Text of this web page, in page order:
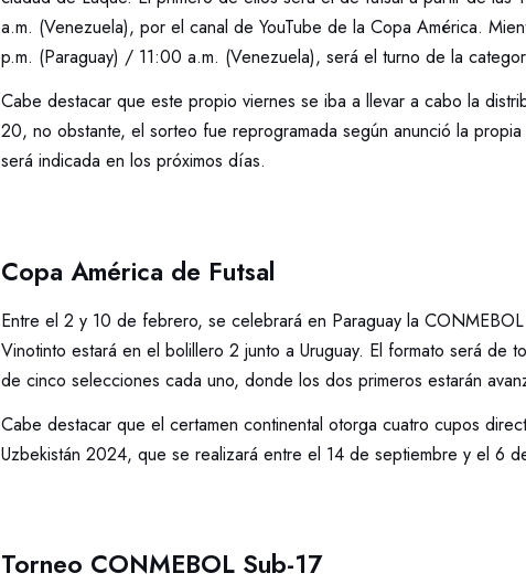
a.m. (Venezuela), por el canal de YouTube de la Copa América.
p.m. (Paraguay) / 11:00 a.m. (Venezuela), será el turno de la
Cabe destacar que este propio viernes se iba a llevar a cabo la
20, no obstante, el sorteo fue reprogramada según anunció la
será indicada en los próximos días.
Copa América de Futsal
Entre el 2 y 10 de febrero, se celebrará en Paraguay la
Vinotinto estará en el bolillero 2 junto a Uruguay. El formato será de
de cinco selecciones cada uno, donde los dos primeros estarán
Cabe destacar que el certamen continental otorga cuatro cupos
Uzbekistán 2024, que se realizará entre el 14 de septiembre y el 6
Torneo CONMEBOL Sub-17